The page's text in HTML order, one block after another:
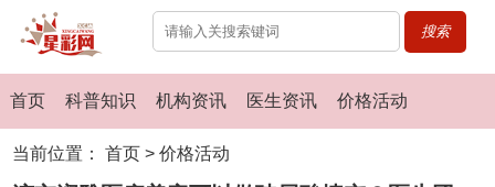
搜索
首页 科普知识 机构资讯 医生资讯 价格活动
当前位置：首页 >价格活动